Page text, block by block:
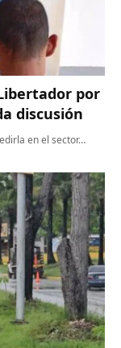
por
discusión
en el sector…